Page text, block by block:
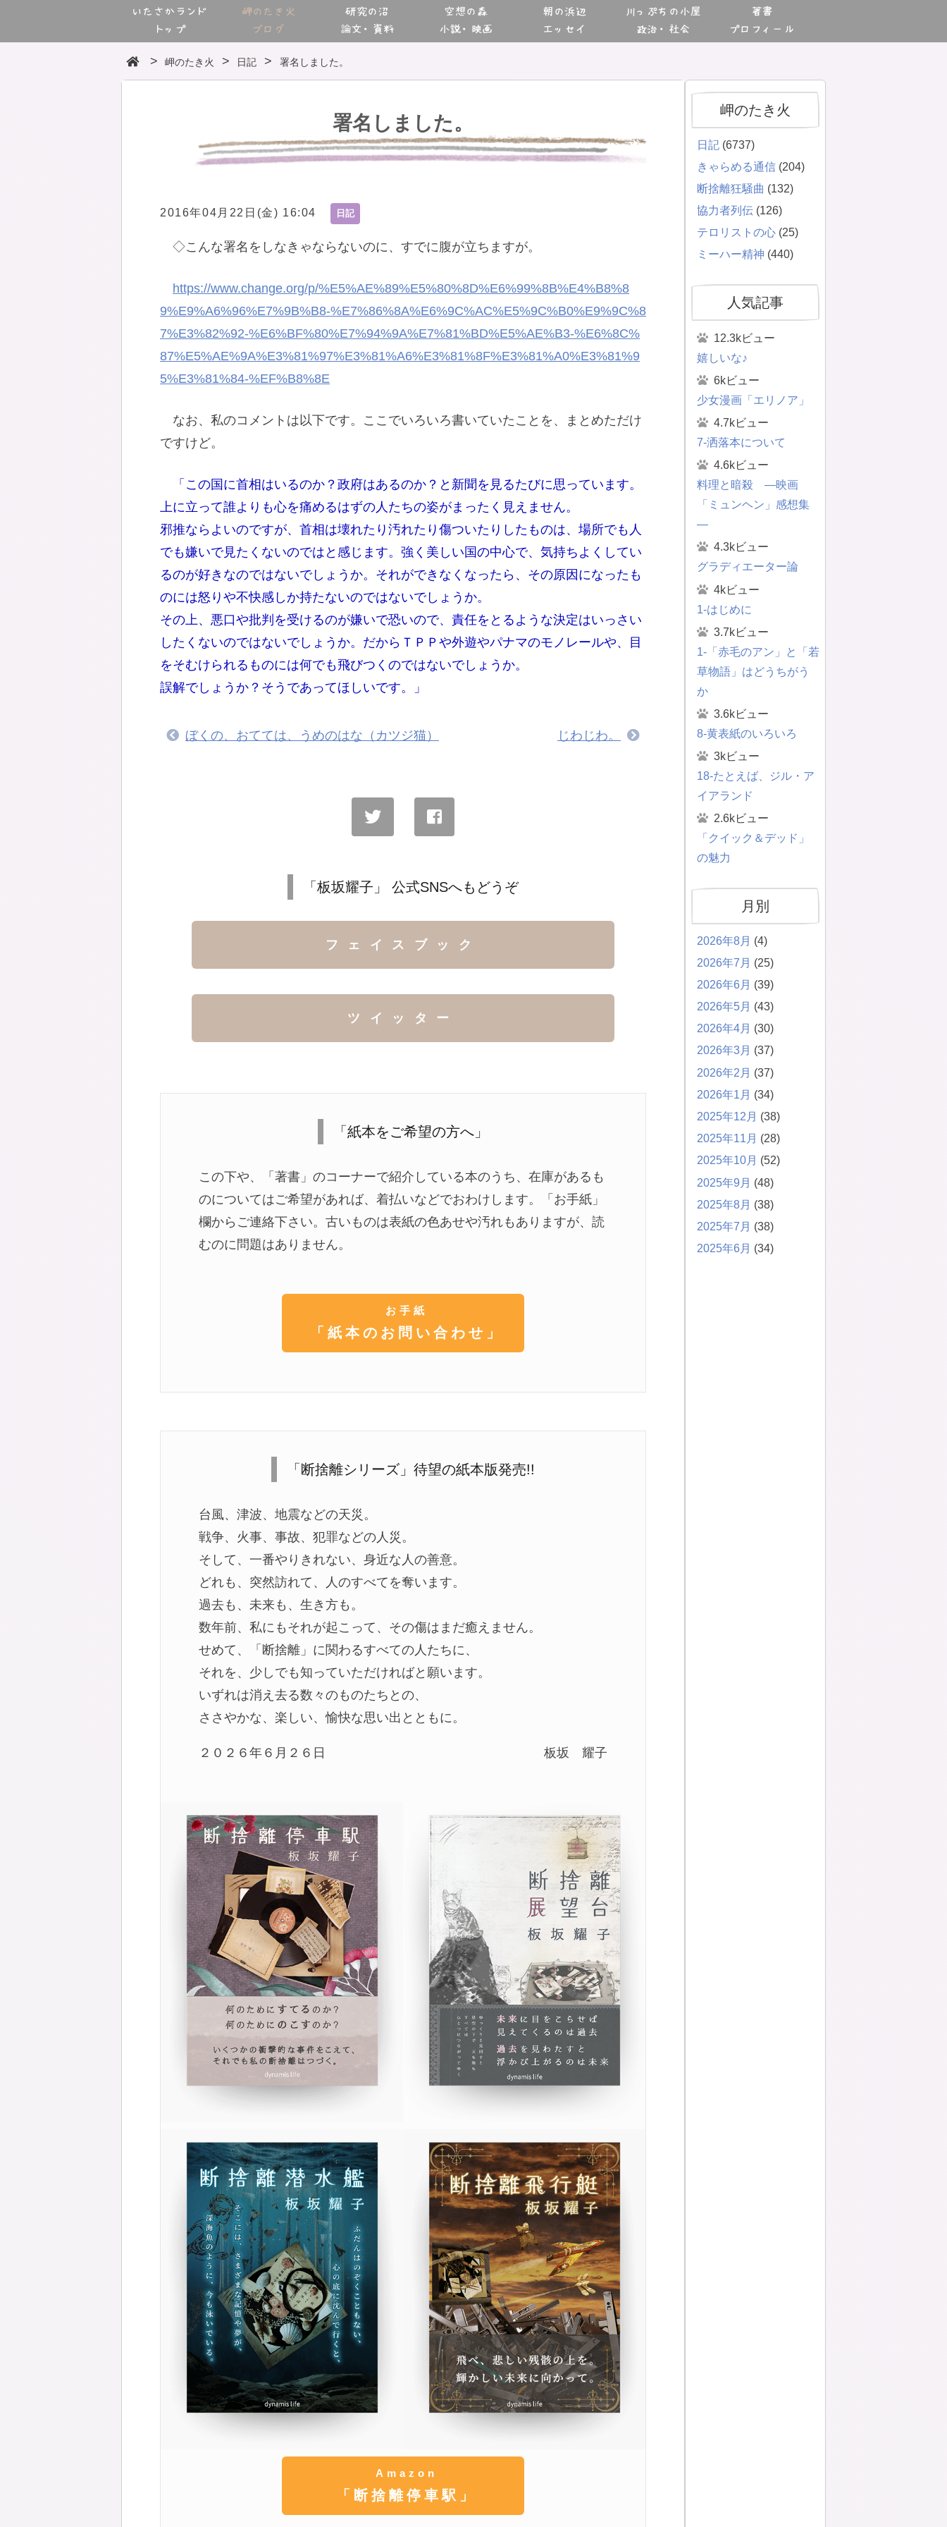
いたさかランド
トップ
岬のたき火
ブログ
研究の沼
論文・資料
空想の森
小説・映画
朝の浜辺
エッセイ
川っぷちの小屋
政治・社会
著書
プロフィール
岬のたき火 日記 署名しました。
署名しました。
2016年04月22日(金) 16:04 日記
◇こんな署名をしなきゃならないのに、すでに腹が立ちますが。
https://www.change.org/p/%E5%AE%89%E5%80%8D%E6%99%8B%E4%B8%8
9%E9%A6%96%E7%9B%B8-%E7%86%8A%E6%9C%AC%E5%9C%B0%E9%9C%8
7%E3%82%92-%E6%BF%80%E7%94%9A%E7%81%BD%E5%AE%B3-%E6%8C%
87%E5%AE%9A%E3%81%97%E3%81%A6%E3%81%8F%E3%81%A0%E3%81%9
5%E3%81%84-%EF%B8%8E
なお、私のコメントは以下です。ここでいろいろ書いていたことを、まとめただけ
ですけど。
「この国に首相はいるのか？政府はあるのか？と新聞を見るたびに思っています。
上に立って誰よりも心を痛めるはずの人たちの姿がまったく見えません。
邪推ならよいのですが、首相は壊れたり汚れたり傷ついたりしたものは、場所でも人
でも嫌いで見たくないのではと感じます。強く美しい国の中心で、気持ちよくしてい
るのが好きなのではないでしょうか。それができなくなったら、その原因になったも
のには怒りや不快感しか持たないのではないでしょうか。
その上、悪口や批判を受けるのが嫌いで恐いので、責任をとるような決定はいっさい
したくないのではないでしょうか。だからＴＰＰや外遊やパナマのモノレールや、目
をそむけられるものには何でも飛びつくのではないでしょうか。
誤解でしょうか？そうであってほしいです。」
ぼくの、おてては、うめのはな（カツジ猫） じわじわ。
「板坂耀子」 公式SNSへもどうぞ
フェイスブック
ツイッター
「紙本をご希望の方へ」
この下や、「著書」のコーナーで紹介している本のうち、在庫があるも
のについてはご希望があれば、着払いなどでおわけします。「お手紙」
欄からご連絡下さい。古いものは表紙の色あせや汚れもありますが、読
むのに問題はありません。
お手紙
「紙本のお問い合わせ」
「断捨離シリーズ」待望の紙本版発売!!
台風、津波、地震などの天災。
戦争、火事、事故、犯罪などの人災。
そして、一番やりきれない、身近な人の善意。
どれも、突然訪れて、人のすべてを奪います。
過去も、未来も、生き方も。
数年前、私にもそれが起こって、その傷はまだ癒えません。
せめて、「断捨離」に関わるすべての人たちに、
それを、少しでも知っていただければと願います。
いずれは消え去る数々のものたちとの、
ささやかな、楽しい、愉快な思い出とともに。
２０２６年６月２６日 板坂 耀子
Amazon
「断捨離停車駅」
岬のたき火
日記 (6737)
きゃらめる通信 (204)
断捨離狂騒曲 (132)
協力者列伝 (126)
テロリストの心 (25)
ミーハー精神 (440)
人気記事
12.3kビュー
嬉しいな♪
6kビュー
少女漫画「エリノア」
4.7kビュー
7-洒落本について
4.6kビュー
料理と暗殺 ―映画
「ミュンヘン」感想集
―
4.3kビュー
グラディエーター論
4kビュー
1-はじめに
3.7kビュー
1-「赤毛のアン」と「若
草物語」はどうちがう
か
3.6kビュー
8-黄表紙のいろいろ
3kビュー
18-たとえば、ジル・ア
イアランド
2.6kビュー
「クイック＆デッド」
の魅力
月別
2026年8月 (4)
2026年7月 (25)
2026年6月 (39)
2026年5月 (43)
2026年4月 (30)
2026年3月 (37)
2026年2月 (37)
2026年1月 (34)
2025年12月 (38)
2025年11月 (28)
2025年10月 (52)
2025年9月 (48)
2025年8月 (38)
2025年7月 (38)
2025年6月 (34)